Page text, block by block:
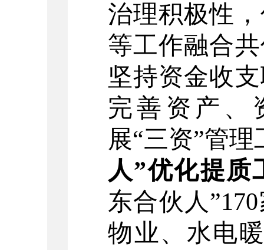
治理积极性
等工作融合
坚持资金收
完善资产、
展“三资”管理
人”优化提质
东合伙人 ”170
物业、水电